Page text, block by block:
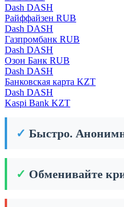
Dash DASH
Райффайзен RUB
Dash DASH
Газпромбанк RUB
Dash DASH
Озон Банк RUB
Dash DASH
Банковская карта KZT
Dash DASH
Kaspi Bank KZT
✓ Быстро.
✓ Обменивайте